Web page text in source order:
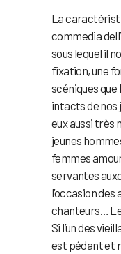
La
commedia
sous lequel il
fixation, une
scéniques que
intacts de nos
eux aussi très
jeunes
femmes
servantes
l’occasion
chanteurs…
Si l’un des
est pédant et